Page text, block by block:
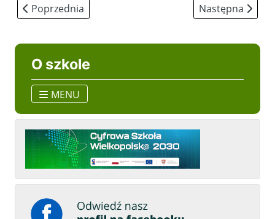
O szkole
MENU
Poprzednia strona: Rada Rodziców
Poprzednia Następna
Następna